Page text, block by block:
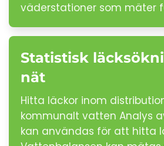
väderstationer som mäter
Statistisk
nät
Hitta läckor inom
kommunalt vatten Analys
kan användas för att hitta